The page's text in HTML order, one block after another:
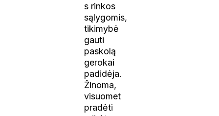
s rinkos
sąlygomis,
tikimybė
gauti
paskolą
gerokai
padidėja.
Žinoma,
visuomet
pradėti